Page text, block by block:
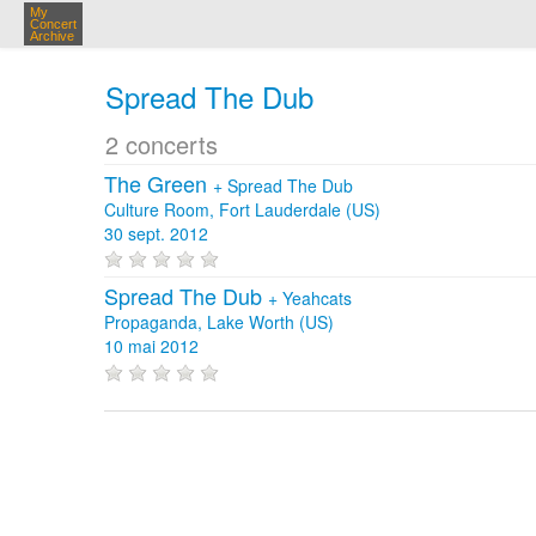
My
Concert
Archive
Spread The Dub
2 concerts
The Green + Spread The Dub
Culture Room, Fort Lauderdale (US)
30 sept. 2012
Spread The Dub + Yeahcats
Propaganda, Lake Worth (US)
10 mai 2012